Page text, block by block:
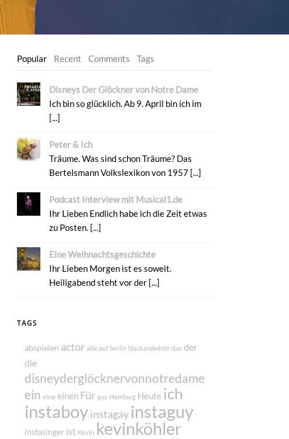
Popular Recent Comments Tags
Disneys Der Glöckner von Notre Dame
Ich bin so glücklich. Ab 9. April bin ich im
[...]
Peter & Ich
Träume. Was sind schon Träume? Das
Bertelsmann Volkslexikon von 1957 [...]
Podcast Interview mit Musical1.de
Ihr Lieben Endlich habe ich die Zeit etwas
zu Posten. [...]
Eine Weihnachtsgeschichte
Ihr Lieben Morgen ist es soweit.
Heiligabend steht vor der [...]
TAGS
abspielen actor alle auf berlin blackandwhite das der
die
disneyderglöcknervonnotredame
ein eine einen Für guy Hamburg Heute ich
instaboy instagay instaguy
instasinger ist Kevin kevinköhler